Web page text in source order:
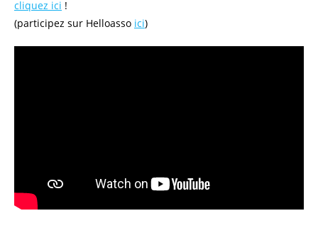
cliquez ici !
(participez sur Helloasso ici)